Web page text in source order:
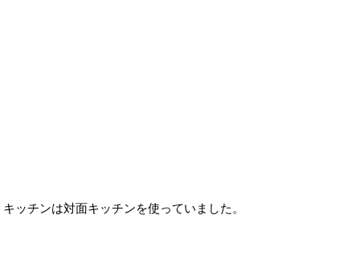
キッチンは対面キッチンを使っていました。